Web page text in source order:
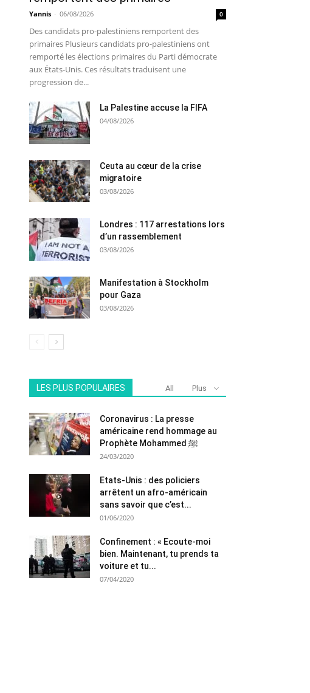
Yannis - 06/08/2026 0
Des candidats pro-palestiniens remportent des
primaires Plusieurs candidats pro-palestiniens ont
remporté les élections primaires du Parti démocrate
aux États-Unis. Ces résultats traduisent une
progression de...
La Palestine accuse la FIFA
04/08/2026
Ceuta au cœur de la crise
migratoire
03/08/2026
Londres : 117 arrestations lors
d’un rassemblement
03/08/2026
Manifestation à Stockholm
pour Gaza
03/08/2026
LES PLUS POPULAIRES All Plus
Coronavirus : La presse
américaine rend hommage au
Prophète Mohammed ﷺ
24/03/2020
Etats-Unis : des policiers
arrêtent un afro-américain
sans savoir que c’est...
01/06/2020
Confinement : « Ecoute-moi
bien. Maintenant, tu prends ta
voiture et tu...
07/04/2020